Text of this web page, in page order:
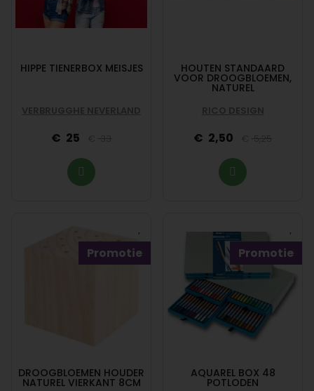
HIPPE TIENERBOX MEISJES
VERBRUGGHE NEVERLAND
25 33
HOUTEN STANDAARD
VOOR DROOGBLOEMEN,
NATUREL
RICO DESIGN
2,50 5,25
Promotie
DROOGBLOEMEN HOUDER
NATUREL VIERKANT 8CM
Promotie
AQUAREL BOX 48
POTLODEN